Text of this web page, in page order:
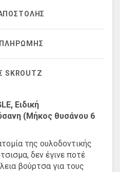
SKROUTZ
Ειδική
(Μήκος θυσάνου 6
της ουλοδοντικής
δεν έγινε ποτέ
βούρτσα για τους